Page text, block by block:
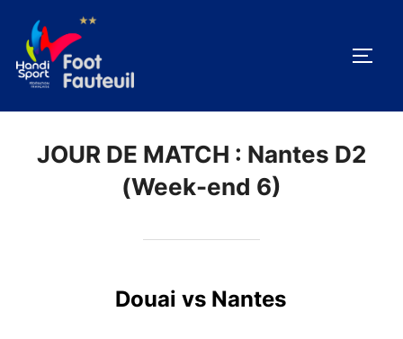
contenu
JOUR DE MATCH : Nantes D2
(Week-end 6)
Douai vs Nantes